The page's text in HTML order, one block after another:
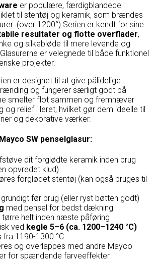
er populære, færdigblandede
til stentøj og keramik, som brændes
(over 1200°) Serien er kendt for sine
resultater og flotte overflader,
og silkebløde til mere levende og
er velegnede til både funktionel
projekter.
er designet til at give pålidelige
og fungerer særligt godt på
smelter flot sammen og fremhæver
og relief i leret, hvilket gør dem ideelle til
og dekorative værker.
SW penselglasur:
dit forglødte keramik inden brug
opvredet klud)
forglødet stentøj (kan også bruges til
før brug (eller ryst bøtten godt)
med pensel for bedst dækning
tørre helt inden næste påføring
ved kegle 5–6 (ca. 1200–1240 °C)
1190-1300 °C
og overlappes med andre Mayco
for spændende farveeffekter